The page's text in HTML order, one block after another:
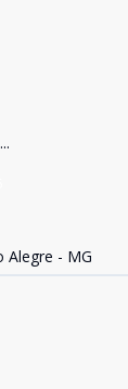
...
Alegre - MG